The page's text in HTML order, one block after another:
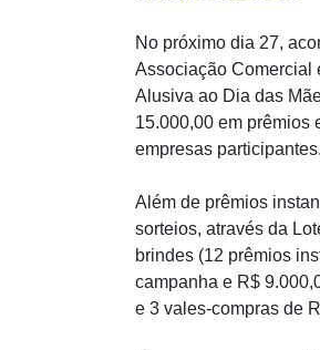
No próximo dia 27,
Associação Comercial
Alusiva ao Dia das
15.000,00 em prêmios
empresas
Além de prêmios
sorteios, através da
brindes (12 prêmios
campanha e R$
e 3 vales-compras de